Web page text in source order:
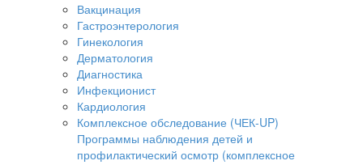
Вакцинация
Гастроэнтерология
Гинекология
Дерматология
Диагностика
Инфекционист
Кардиология
Комплексное обследование (ЧЕК-UP)
Программы наблюдения детей и
профилактический осмотр (комплексное